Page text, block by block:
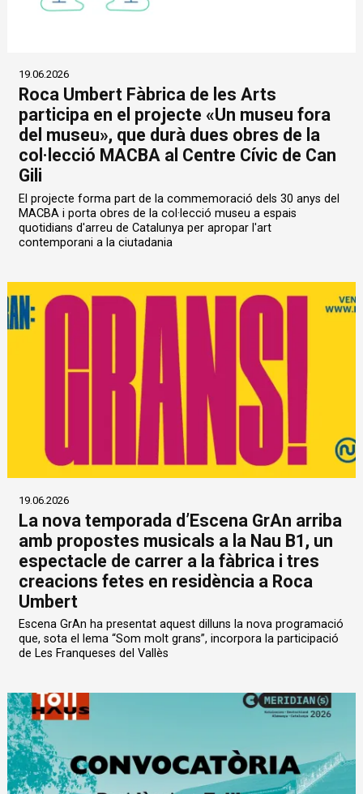
19.06.2026
Roca Umbert Fàbrica de les Arts
participa en el projecte «Un museu fora
del museu», que durà dues obres de la
col·lecció MACBA al Centre Cívic de Can
Gili
El projecte forma part de la commemoració dels 30 anys del
MACBA i porta obres de la col·lecció museu a espais
quotidians d'arreu de Catalunya per apropar l'art
contemporani a la ciutadania
19.06.2026
La nova temporada d’Escena GrAn arriba
amb propostes musicals a la Nau B1, un
espectacle de carrer a la fàbrica i tres
creacions fetes en residència a Roca
Umbert
Escena GrAn ha presentat aquest dilluns la nova programació
que, sota el lema “Som molt grans”, incorpora la participació
de Les Franqueses del Vallès